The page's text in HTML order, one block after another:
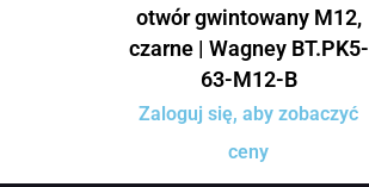
otwór gwintowany M12,
czarne | Wagney BT.PK5-
63-M12-B
Zaloguj się, aby zobaczyć
ceny